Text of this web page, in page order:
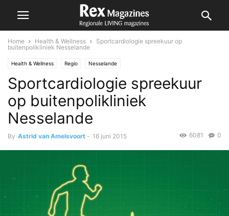
Home Health & Wellness
Sportcardiologie spreekuur op
buitenpolikliniek Nesselande
Health & Wellness Regio Nesselande
Sportcardiologie spreekuur
op buitenpolikliniek
Nesselande
By Astrid van Amelsvoort - 16 juni 2015 0
6081